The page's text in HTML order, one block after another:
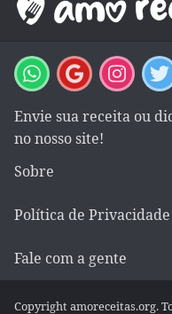
Envie sua receita ou
no nosso site!
Sobre
Política de Privacidade
Fale com a gente
Copyright amoreceitas.org.